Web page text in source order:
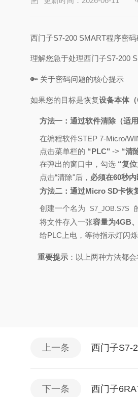
西门子S7-200 SMART程序密
理解您急于处理西门子S7-200
🔑 关于密码问题的核心提示
如果您的目标是恢复设备本体（
方法一：通过软件清除（适
在编程软件STEP 7-Micro/
点击菜单栏的 “PLC" -> “清
在弹出的窗口中，勾选 “复
点击“清除"后， 必须在60秒
方法二：通过Micro SD卡恢
创建一个名为 S7_JOB.S7S
将文件存入一张容量为4GB
给PLC上电，等待指示灯闪
重要提示 ：以上两种方法都
上一条 西门子S7-
下一条 西门子